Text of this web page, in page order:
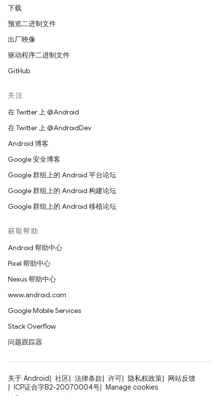
下载
预览二进制文件
出厂映像
驱动程序二进制文件
GitHub
关注
在 Twitter 上 @Android
在 Twitter 上 @AndroidDev
Android 博客
Google 安全博客
Google 群组上的 Android 平台论坛
Google 群组上的 Android 构建论坛
Google 群组上的 Android 移植论坛
获取帮助
Android 帮助中心
Pixel 帮助中心
Nexus 帮助中心
www.android.com
Google Mobile Services
Stack Overflow
问题跟踪器
关于 Android 社区 法律条款 许可 隐私权政策
网站反馈
ICP证合字B2-20070004号
Manage cookies